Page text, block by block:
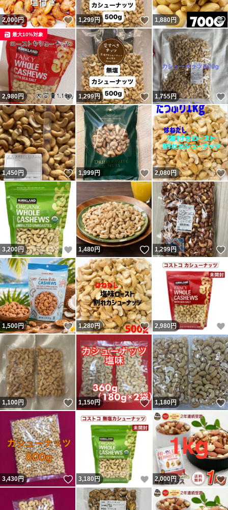
2,000円 いいね！
1,299円 いいね！
1,880円
2,980円 いいね！
最大10%対象
1,299円 いいね！
1,755円
1,450円 いいね！
1,999円 いいね！
2,080円
3,200円 いいね！
1,480円 いいね！
1,299円
1,500円 いいね！
1,280円 いいね！
2,980 円
1,100円 いいね！
1,150円 いいね！
1,180円
3,430円 いいね！
3,180 円 いいね！
2,000円